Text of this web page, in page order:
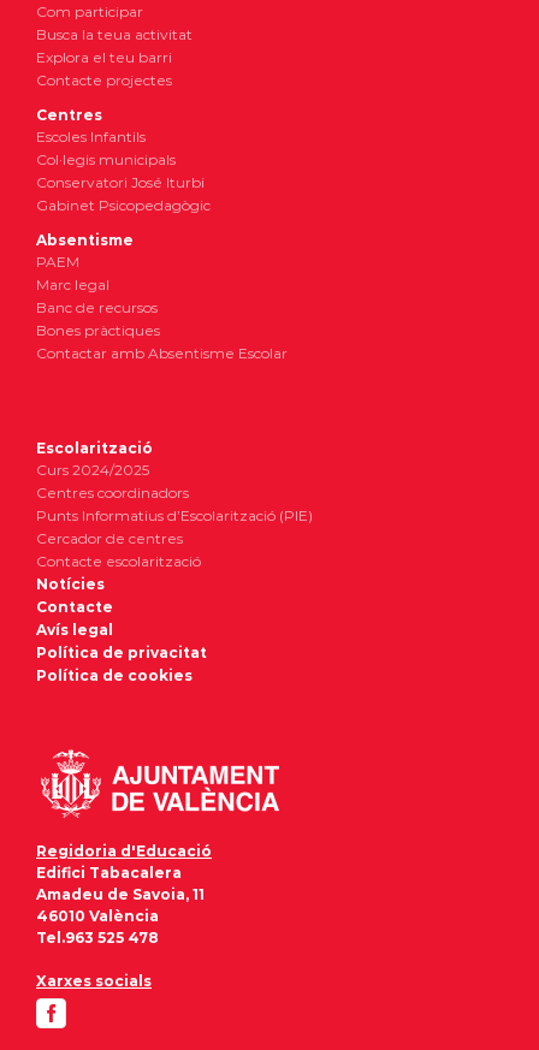
Com participar
Busca la teua activitat
Explora el teu barri
Contacte projectes
Centres
Escoles Infantils
Col·legis municipals
Conservatori José Iturbi
Gabinet Psicopedagògic
Absentisme
PAEM
Marc legal
Banc de recursos
Bones pràctiques
Contactar amb Absentisme Escolar
Escolarització
Curs 2024/2025
Centres coordinadors
Punts Informatius d’Escolarització (PIE)
Cercador de centres
Contacte escolarització
Notícies
Contacte
Avís legal
Política de privacitat
Política de cookies
Regidoria d'Educació
Edifici Tabacalera
Amadeu de Savoia, 11
46010 València
Tel.963 525 478
Xarxes socials